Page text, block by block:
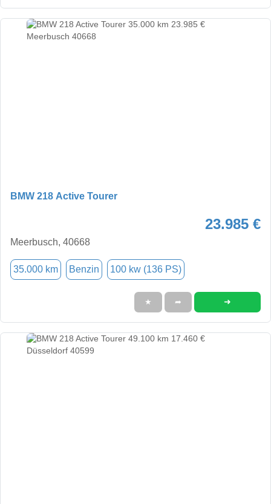
BMW 218 Active Tourer
23.985 €
Meerbusch, 40668
35.000 km Benzin 100 kw (136 PS)
★ ➦ ➜